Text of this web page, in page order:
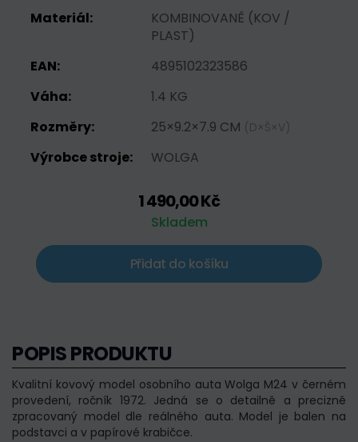
Materiál:
KOMBINOVANĚ (KOV /
PLAST)
EAN:
4895102323586
Váha:
1.4 KG
Rozměry:
25×9.2×7.9 CM (D×Š×V)
Výrobce stroje: WOLGA
1 490,00 Kč
Skladem
Přidat do košíku
POPIS PRODUKTU
Kvalitní kovový model osobního auta Wolga M24 v černém
provedení, ročník 1972. Jedná se o detailně a precizně
zpracovaný model dle reálného auta. Model je balen na
podstavci a v papírové krabičce.